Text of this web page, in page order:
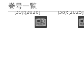
巻号一覧
(39):[2026] (38):[2025]